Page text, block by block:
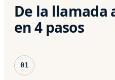
De la llamada
en 4 pasos
01